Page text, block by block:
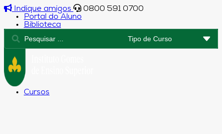
Indique amigos
0800 591 0700
Portal do Aluno
Biblioteca
Cursos